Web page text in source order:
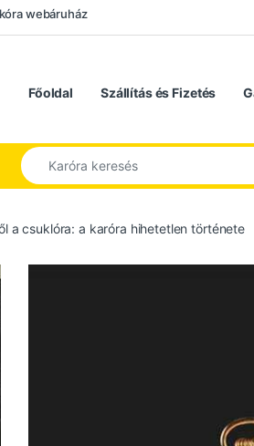
webáruház
Főoldal Szállítás és Fizetés
Keresés a következőre:
a csuklóra: a karóra hihetetlen története